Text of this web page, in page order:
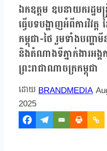
ឯកឧត្តម ឧបនាយករដ្ឋ
ធ្វើបទបង្ហាញអំពីការវិវ
កម្ពុជា-ថៃ រួមទាំងបញ្ហ
និងតំណាងទីភ្នាក់ងារអង្
ព្រះរាជាណាចក្រកម្ពុជា
BRANDMEDIA
2025